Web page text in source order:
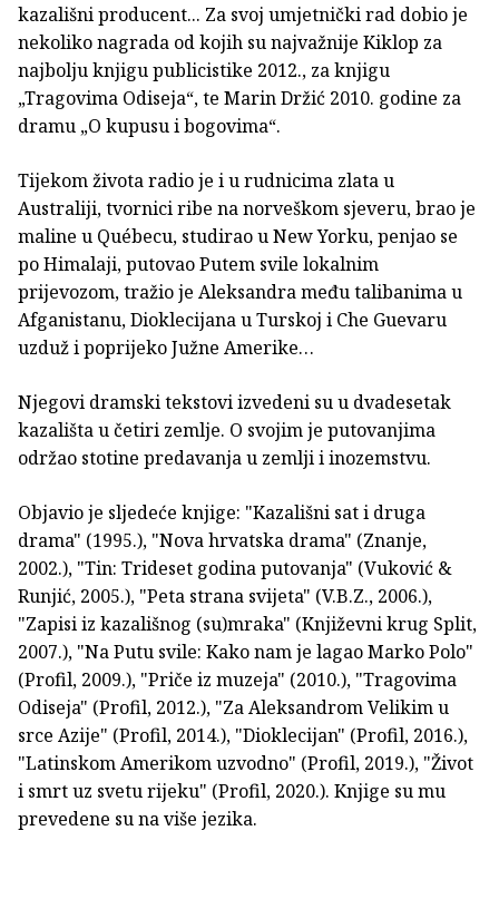
kazališni producent... Za svoj umjetnički rad dobio je
nekoliko nagrada od kojih su najvažnije Kiklop za
najbolju knjigu publicistike 2012., za knjigu
„Tragovima Odiseja“, te Marin Držić 2010. godine za
dramu „O kupusu i bogovima“.
Tijekom života radio je i u rudnicima zlata u
Australiji, tvornici ribe na norveškom sjeveru, brao je
maline u Québecu, studirao u New Yorku, penjao se
po Himalaji, putovao Putem svile lokalnim
prijevozom, tražio je Aleksandra među talibanima u
Afganistanu, Dioklecijana u Turskoj i Che Guevaru
uzduž i poprijeko Južne Amerike…
Njegovi dramski tekstovi izvedeni su u dvadesetak
kazališta u četiri zemlje. O svojim je putovanjima
održao stotine predavanja u zemlji i inozemstvu.
Objavio je sljedeće knjige: "Kazališni sat i druga
drama" (1995.), "Nova hrvatska drama" (Znanje,
2002.), "Tin: Trideset godina putovanja" (Vuković &
Runjić, 2005.), "Peta strana svijeta" (V.B.Z., 2006.),
"Zapisi iz kazališnog (su)mraka" (Književni krug Split,
2007.), "Na Putu svile: Kako nam je lagao Marko Polo"
(Profil, 2009.), "Priče iz muzeja" (2010.), "Tragovima
Odiseja" (Profil, 2012.), "Za Aleksandrom Velikim u
srce Azije" (Profil, 2014.), "Dioklecijan" (Profil, 2016.),
"Latinskom Amerikom uzvodno" (Profil, 2019.), "Život
i smrt uz svetu rijeku" (Profil, 2020.). Knjige su mu
prevedene su na više jezika.